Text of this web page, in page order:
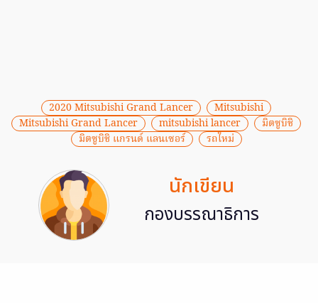
2020 Mitsubishi Grand Lancer
Mitsubishi
Mitsubishi Grand Lancer
mitsubishi lancer
มิตซูบิชิ
มิตซูบิชิ แกรนด์ แลนเซอร์
รถใหม่
นักเขียน
กองบรรณาธิการ